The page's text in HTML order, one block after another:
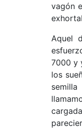
vagón
Aquel
7000 y
los